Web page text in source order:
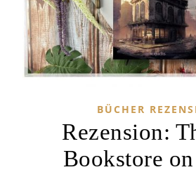
BÜCHER
Rezension:
Bookstore